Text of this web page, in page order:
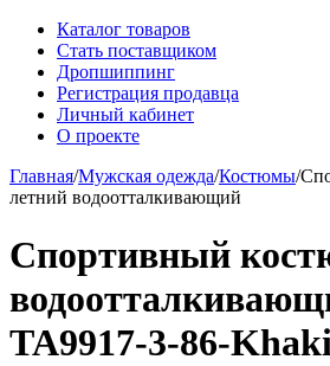
Каталог товаров
Стать поставщиком
Дропшиппинг
Регистрация продавца
Личный кабинет
О проекте
Главная/Мужская одежда/Костюмы/
летний водоотталкивающий
Спортивный
TA9917-3-86-